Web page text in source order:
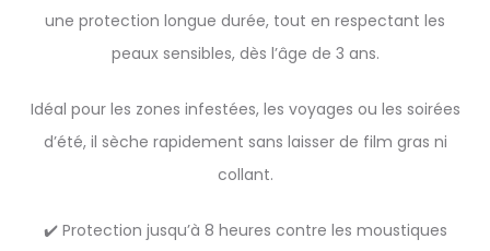
une protection longue durée, tout en respectant les
peaux sensibles, dès l’âge de 3 ans.
Idéal pour les zones infestées, les voyages ou les soirées
d’été, il sèche rapidement sans laisser de film gras ni
collant.
✔️ Protection jusqu’à 8 heures contre les moustiques